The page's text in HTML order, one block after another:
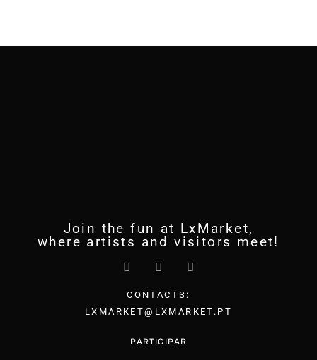
Join the fun at LxMarket,
where artists and visitors meet!
CONTACTS:
LXMARKET@LXMARKET.PT
PARTICIPAR